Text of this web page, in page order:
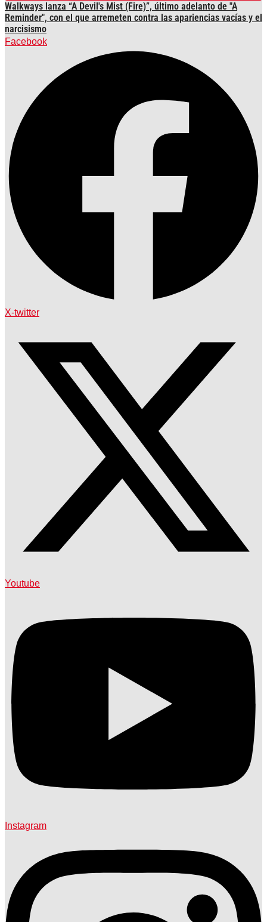
Walkways lanza “A Devil's Mist (Fire)”, último adelanto de "A
Reminder", con el que arremeten contra las apariencias vacías y el
narcisismo
Facebook
X-twitter
Youtube
Instagram